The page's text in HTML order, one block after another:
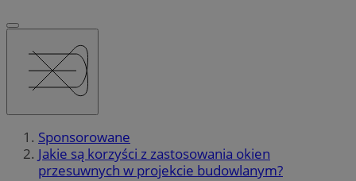
Sponsorowane
Jakie są korzyści z zastosowania okien
przesuwnych w projekcie budowlanym?